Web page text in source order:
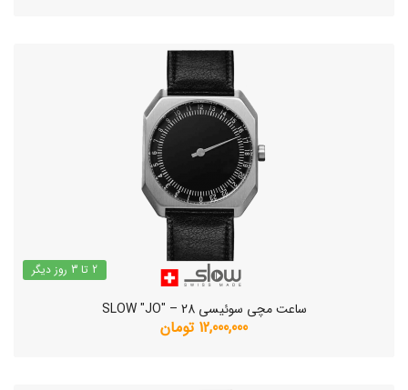
2 تا 3 روز دیگر
ساعت مچی سوئیسی SLOW "JO" – 28
12,000,000 تومان